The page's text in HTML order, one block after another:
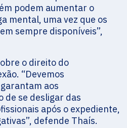
podem aumentar o
mental, uma vez que os
sempre disponíveis”,
o direito do
“Devemos
aos
se desligar das
após o expediente,
defende Thaís.